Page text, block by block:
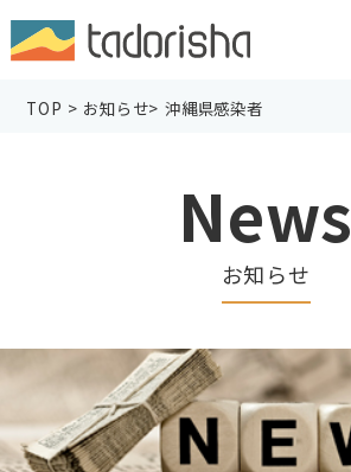
TOP > お知らせ> 沖縄県感染者
News
お知らせ